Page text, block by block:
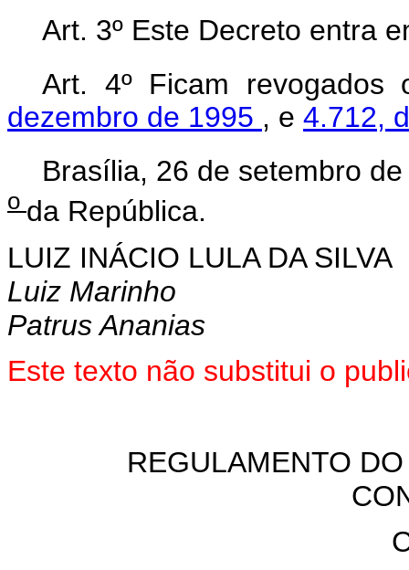
Art. 3º Este Decreto entra
Art. 4º Ficam
dezembro de 1995 , e 4.712,
Brasília, 26 de setembro
o da República.
LUIZ INÁCIO LULA DA SILVA
Luiz Marinho
Patrus Ananias
Este texto não substitui o
REGULAMENTO